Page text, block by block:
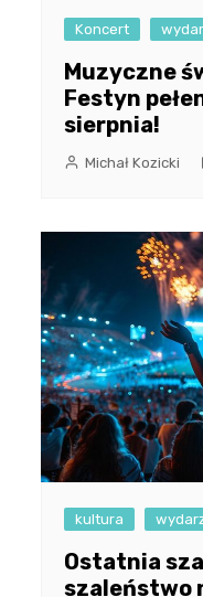
Koncert
Muzyczne
Festyn
sierpnia!
Michał Kozicki
kultura
Ostatnia
szaleństwo